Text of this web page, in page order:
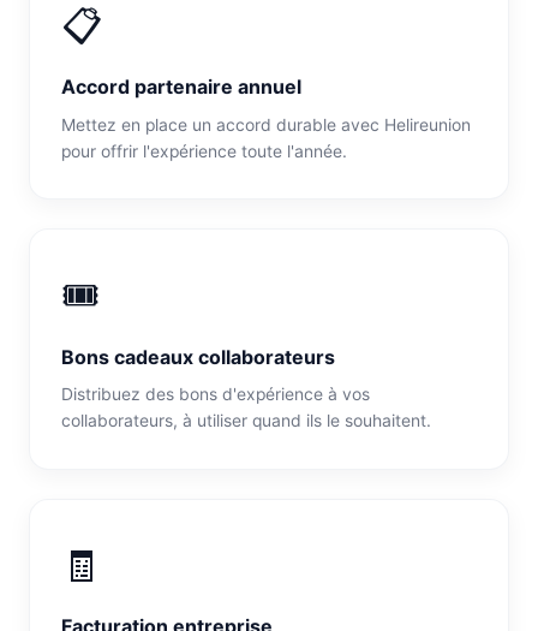
📋
Accord partenaire annuel
Mettez en place un accord durable avec Helireunion
pour offrir l'expérience toute l'année.
🎟️
Bons cadeaux collaborateurs
Distribuez des bons d'expérience à vos
collaborateurs, à utiliser quand ils le souhaitent.
🧾